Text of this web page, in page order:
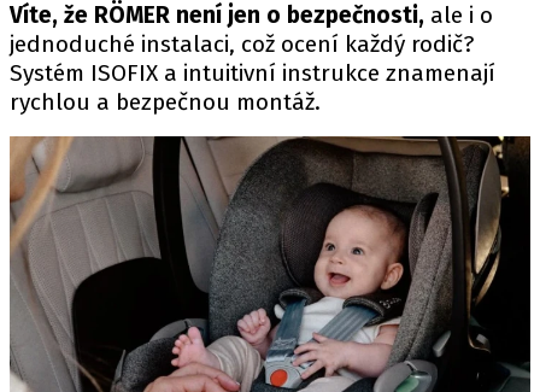
INZERCE
OSOBNÍ ÚDAJE / COOKIES
Provozovatelem serveru autoroad.cz je
INCORP MEDIA GROUP s.r.o., IČ: 118 23 054
Víte, že RÖMER není jen o bezpečnosti, ale i o
jednoduché instalaci, což ocení každý rodič?
Systém ISOFIX a intuitivní instrukce znamenají
rychlou a bezpečnou montáž.